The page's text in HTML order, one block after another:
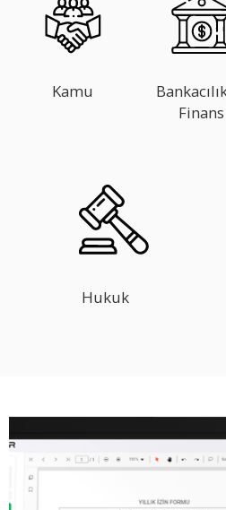
Kamu
Finans
Hukuk
Mevzuata uygun,
e-